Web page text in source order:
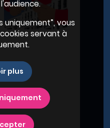
uniquement”, vous
servant à
plus